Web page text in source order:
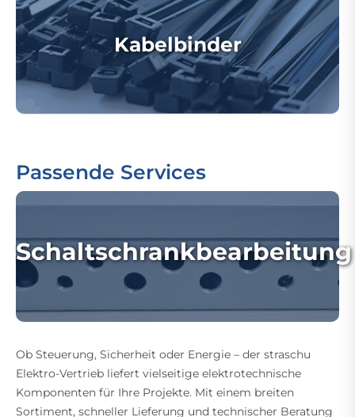
Kabelbinder
Passende Services
Schaltschrankbearbeitung
Ob Steuerung, Sicherheit oder Energie – der straschu
Elektro-Vertrieb liefert vielseitige elektrotechnische
Komponenten für Ihre Projekte. Mit einem breiten
Sortiment, schneller Lieferung und technischer Beratung